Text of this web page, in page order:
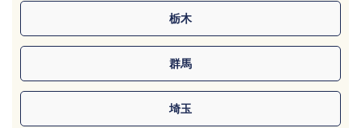
栃木
群馬
埼玉